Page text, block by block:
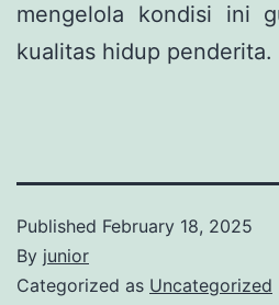
mengelola kondisi ini
kualitas hidup penderita.
Published February 18, 2025
By junior
Categorized as Uncategorized